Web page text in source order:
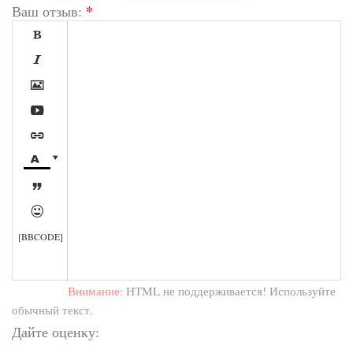
Ваш отзыв: *









[BBCODE]
Внимание: HTML не поддерживается! Используйте
обычный текст.
Дайте оценку: